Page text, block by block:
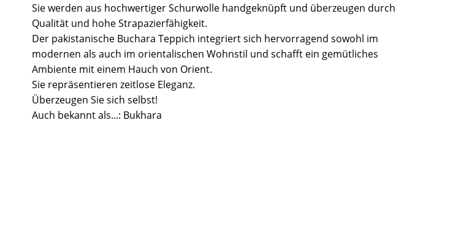
Sie werden aus hochwertiger Schurwolle handgeknüpft und überzeugen durch
Qualität und hohe Strapazierfähigkeit.
Der pakistanische Buchara Teppich integriert sich hervorragend sowohl im
modernen als auch im orientalischen Wohnstil und schafft ein gemütliches
Ambiente mit einem Hauch von Orient.
Sie repräsentieren zeitlose Eleganz.
Überzeugen Sie sich selbst!
Auch bekannt als...: Bukhara